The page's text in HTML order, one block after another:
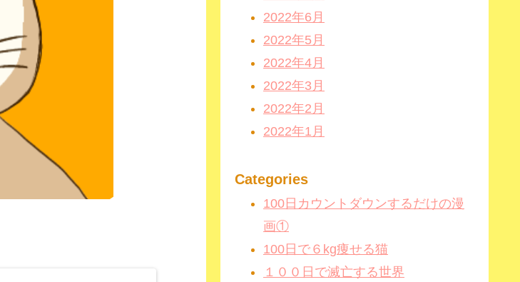
2022年6月
2022年5月
2022年4月
2022年3月
2022年2月
2022年1月
Categories
100日カウントダウンするだけの漫
画①
100日で６kg痩せる猫
１００日で滅亡する世界